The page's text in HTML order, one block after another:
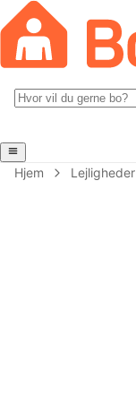
Hjem Lejligheder